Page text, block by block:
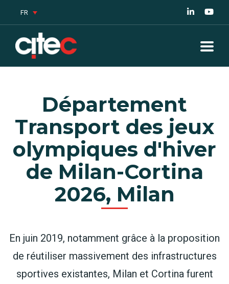
FR
Département
Transport des jeux
olympiques d'hiver
de Milan-Cortina
2026, Milan
En juin 2019, notamment grâce à la proposition
de réutiliser massivement des infrastructures
sportives existantes, Milan et Cortina furent